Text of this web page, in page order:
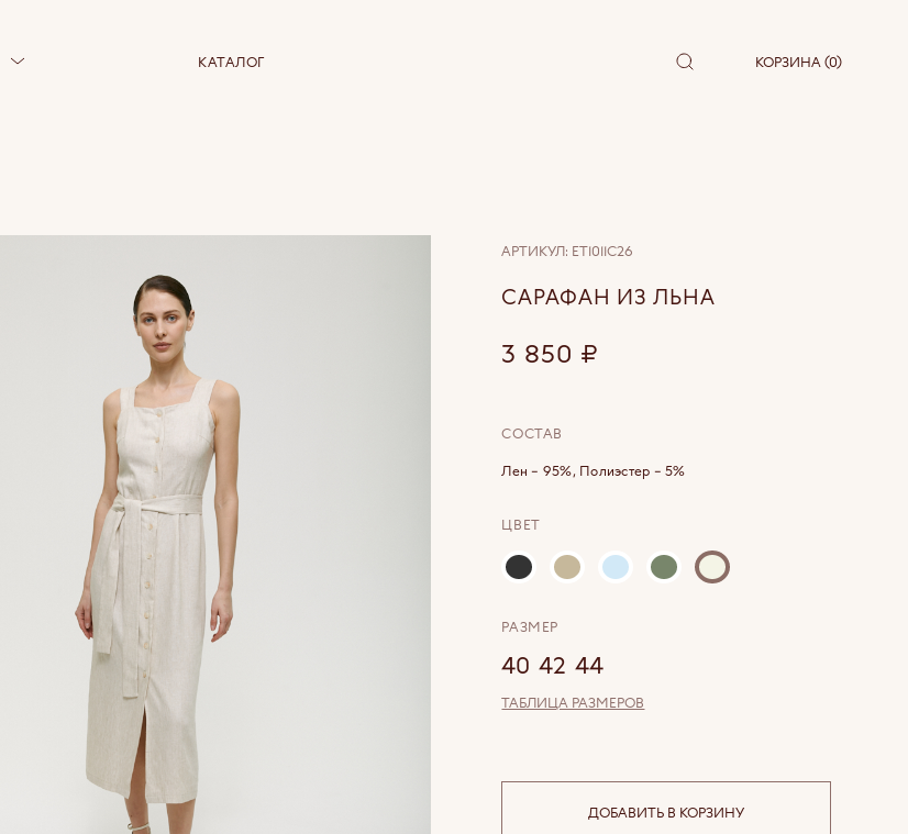
КАТАЛОГ КОРЗИНА (0)
АРТИКУЛ: ET1011C26
САРАФАН ИЗ ЛЬНА
3 850 ₽
СОСТАВ
Лен – 95%, Полиэстер – 5%
ЦВЕТ
РАЗМЕР
40 42 44
ТАБЛИЦА РАЗМЕРОВ
ДОБАВИТЬ В КОРЗИНУ